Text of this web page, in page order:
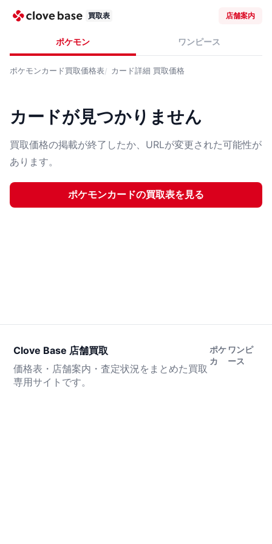
買取表 店舗案内
ポケモン ワンピース
ポケモンカード買取価格表 カード詳細 買取価格
カードが見つかりません
買取価格の掲載が終了したか、URLが変更された可能性が
あります。
ポケモンカードの買取表を見る
Clove Base 店舗買取
価格表・店舗案内・査定状況をまとめた買取
専用サイトです。
ポケ
カ
ワンピ
ース